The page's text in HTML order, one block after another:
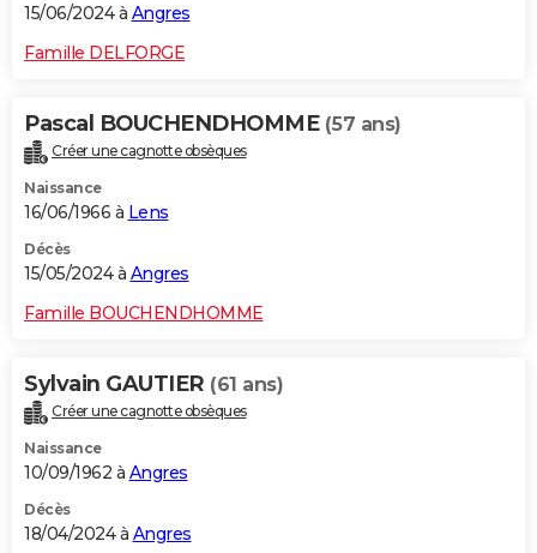
15/06/2024 à Angres
Famille DELFORGE
Pascal BOUCHENDHOMME (57 ans)
Créer une cagnotte obsèques
Naissance
16/06/1966 à Lens
Décès
15/05/2024 à Angres
Famille BOUCHENDHOMME
Sylvain GAUTIER (61 ans)
Créer une cagnotte obsèques
Naissance
10/09/1962 à Angres
Décès
18/04/2024 à Angres